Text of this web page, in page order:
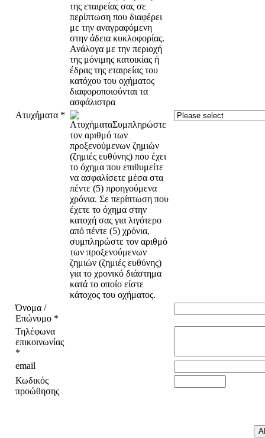
Ατυχήματα *
Όνομα /
Επώνυμο *
Τηλέφωνα
επικοινωνίας
*
email
Κωδικός
προώθησης